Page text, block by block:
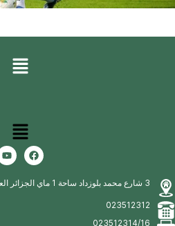
3 شارع محمد بلوزداد ساحة 1 ماي الجزائر العاصمة
023512312
023512314/16